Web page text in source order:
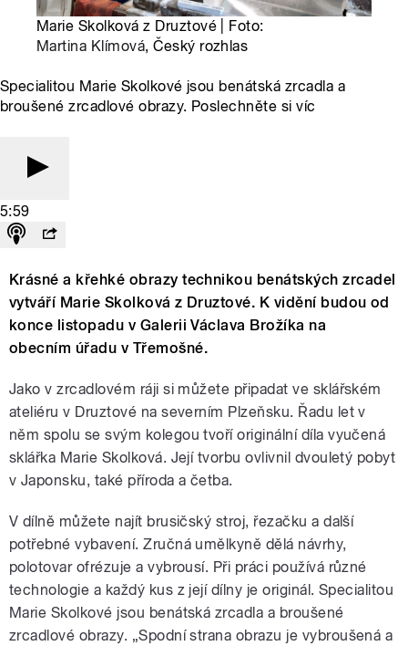
Marie Skolková z Druztové | Foto:
Martina Klímová, Český rozhlas
Specialitou Marie Skolkové jsou benátská zrcadla a
broušené zrcadlové obrazy. Poslechněte si víc
5:59
Krásné a křehké obrazy technikou benátských zrcadel
vytváří Marie Skolková z Druztové. K vidění budou od
konce listopadu v Galerii Václava Brožíka na
obecním úřadu v Třemošné.
Jako v zrcadlovém ráji si můžete připadat ve sklářském
ateliéru v Druztové na severním Plzeňsku. Řadu let v
něm spolu se svým kolegou tvoří originální díla vyučená
sklářka Marie Skolková. Její tvorbu ovlivnil dvouletý pobyt
v Japonsku, také příroda a četba.
V dílně můžete najít brusičský stroj, řezačku a další
potřebné vybavení. Zručná umělkyně dělá návrhy,
polotovar ofrézuje a vybrousí. Při práci používá různé
technologie a každý kus z její dílny je originál. Specialitou
Marie Skolkové jsou benátská zrcadla a broušené
zrcadlové obrazy. „Spodní strana obrazu je vybroušená a